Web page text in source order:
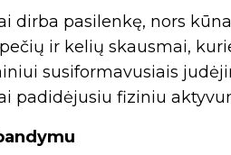
dirba pasilenkę, nors
ir kelių skausmai,
susiformavusiais
fiziniu